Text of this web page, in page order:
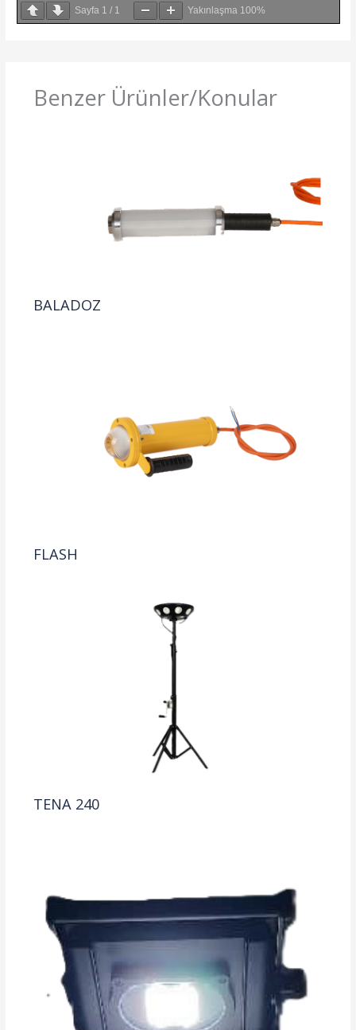
Sayfa 1 / 1 Yakınlaşma 100%
Benzer Ürünler/Konular
BALADOZ
FLASH
TENA 240